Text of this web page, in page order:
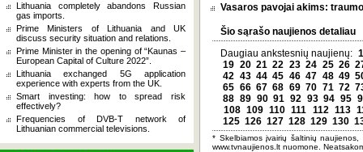
Lithuania completely abandons Russian
gas imports.
Prime Ministers of Lithuania and UK
discuss security situation and relations.
Prime Minister in the opening of “Kaunas –
European Capital of Culture 2022”.
Lithuania exchanged 5G application
experience with experts from the UK.
Smart investing: how to spread risk
effectively?
Frequencies of DVB-T network of
Lithuanian commercial televisions.
Vasaros pavojai akims:
Šio sąrašo naujienos detaliau
Daugiau ankstesnių naujienų: 1
19 20 21 22 23 24 25 26
42 43 44 45 46 47 48 49
65 66 67 68 69 70 71 72
88 89 90 91 92 93 94 95
108 109 110 111 112 113
125 126 127 128 129 130
* Skelbiamos įvairių šaltinių
www.tvnaujienos.lt nuomone.